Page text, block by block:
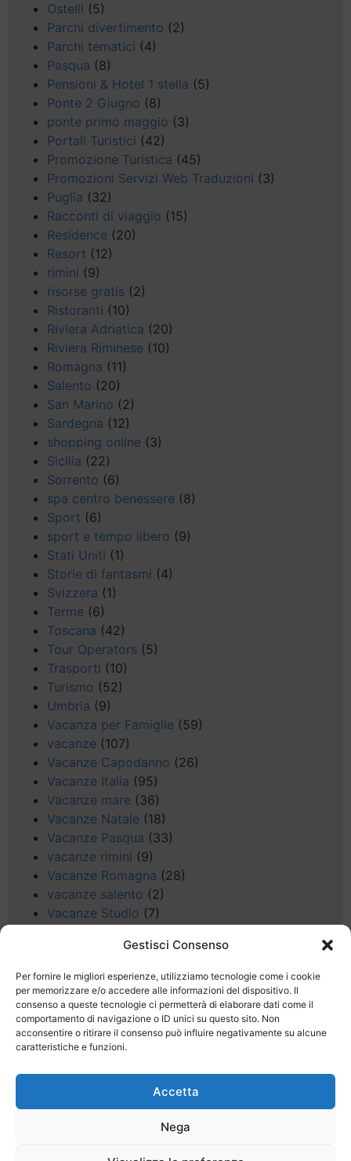
Gestisci Consenso
Per fornire le migliori esperienze, utilizziamo tecnologie come i cookie
per memorizzare e/o accedere alle informazioni del dispositivo. Il
consenso a queste tecnologie ci permetterà di elaborare dati come il
comportamento di navigazione o ID unici su questo sito. Non
acconsentire o ritirare il consenso può influire negativamente su alcune
caratteristiche e funzioni.
Accetta
Nega
Ostelli (5)
Parchi divertimento (2)
Parchi tematici (4)
Pasqua (8)
Pensioni & Hotel 1 stella (5)
Ponte 2 Giugno (8)
ponte primo maggio (3)
Portali Turistici (42)
Promozione Turistica (45)
Promozioni Servizi Web Traduzioni (3)
Puglia (32)
Racconti di viaggio (15)
Residence (20)
Resort (12)
rimini (9)
risorse gratis (2)
Ristoranti (10)
Riviera Adriatica (20)
Riviera Riminese (10)
Romagna (11)
Salento (20)
San Marino (2)
Sardegna (12)
shopping online (3)
Sicilia (22)
Sorrento (6)
spa centro benessere (8)
Sport (6)
sport e tempo libero (9)
Stati Uniti (1)
Storie di fantasmi (4)
Svizzera (1)
Terme (6)
Toscana (42)
Tour Operators (5)
Trasporti (10)
Turismo (52)
Umbria (9)
Vacanza per Famiglie (59)
vacanze (107)
Vacanze Capodanno (26)
Vacanze Italia (95)
Vacanze mare (36)
Vacanze Natale (18)
Vacanze Pasqua (33)
vacanze rimini (9)
Vacanze Romagna (28)
vacanze salento (2)
Vacanze Studio (7)
(5)
Veneto (25)
Voli low cost(4)
Web(9)
week end(45)
Wellness(11)
Regolamento